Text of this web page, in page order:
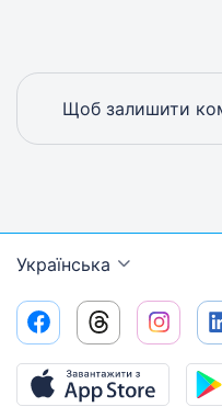
Щоб залишити
Українська